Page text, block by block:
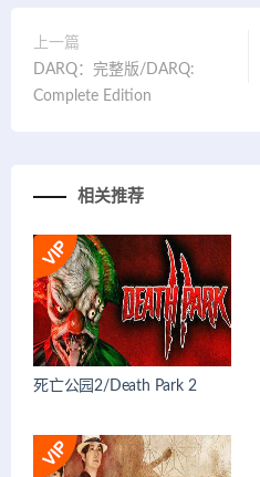
上一篇
DARQ：完整版/DARQ:
Complete Edition
相关推荐
死亡公园2/Death Park 2